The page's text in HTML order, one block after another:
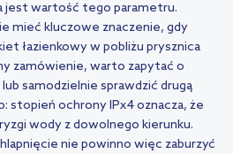
jest wartość tego parametru.
mieć kluczowe znaczenie, gdy
łazienkowy w pobliżu prysznica
zamówienie, warto zapytać o
samodzielnie sprawdzić drugą
stopień ochrony IPx4 oznacza, że
wody z dowolnego kierunku.
nie powinno więc zaburzyć